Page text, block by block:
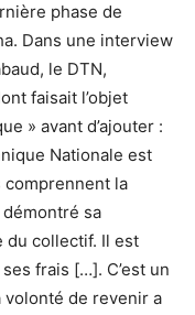
phase de
Dans une interview
le DTN,
faisait l’objet
» avant d’ajouter :
Nationale est
la
sa
du collectif. Il est
frais […]. C’est un
volonté de revenir a